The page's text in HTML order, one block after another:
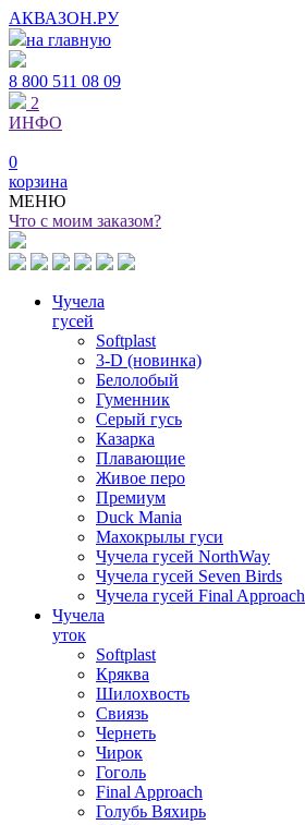
АКВАЗОН.РУ
на главную
8 800 511 08 09
2
ИНФО
0
корзина
МЕНЮ
Что с моим заказом?
Чучела
гусей
Softplast
3-D (новинка)
Белолобый
Гуменник
Серый гусь
Казарка
Плавающие
Живое перо
Премиум
Duck Mania
Махокрылы гуси
Чучела гусей NorthWay
Чучела гусей Seven Birds
Чучела гусей Final Approach
Чучела
уток
Softplast
Кряква
Шилохвость
Свиязь
Чернеть
Чирок
Гоголь
Final Approach
Голубь Вяхирь